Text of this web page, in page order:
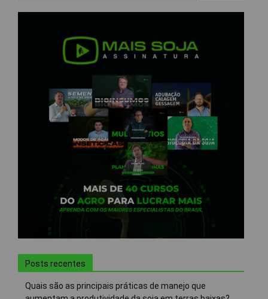
Posts recentes
Quais são as principais práticas de manejo que